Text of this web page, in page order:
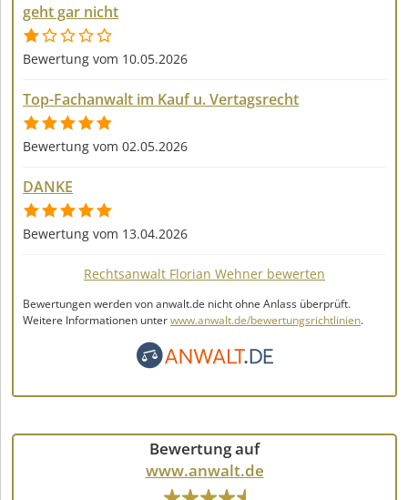
geht gar nicht
Bewertung vom 10.05.2026
Top-Fachanwalt im Kauf u. Vertagsrecht
Bewertung vom 02.05.2026
DANKE
Bewertung vom 13.04.2026
Rechtsanwalt Florian Wehner bewerten
Bewertungen werden von anwalt.de nicht ohne Anlass überprüft.
Weitere Informationen unterwww.anwalt.de/bewertungsrichtlinien.
Bewertung auf
www.anwalt.de